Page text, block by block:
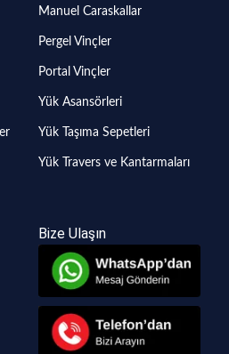
Manuel Caraskallar
Pergel Vinçler
Portal Vinçler
Yük Asansörleri
Yük Taşıma Sepetleri
Yük Travers ve Kantarmaları
Bize Ulaşın